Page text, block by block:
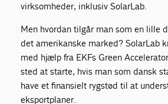
virksomheder, inklusiv SolarLab.
Men hvordan tilgår man som en lille
det amerikanske marked? SolarLab
med hjælp fra EKFs Green
sted at starte, hvis man som dansk
have et finansielt rygstød til at
eksportplaner.